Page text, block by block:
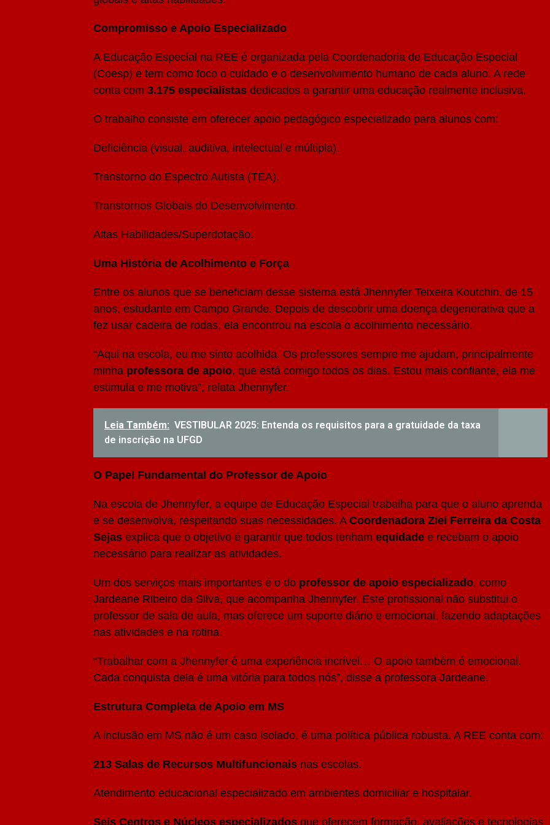
Compromisso e Apoio Especializado
A Educação Especial na REE é organizada pela Coordenadoria de Educação Especial
(Coesp) e tem como foco o cuidado e o desenvolvimento humano de cada aluno. A rede
conta com 3.175 especialistas dedicados a garantir uma educação realmente inclusiva.
O trabalho consiste em oferecer apoio pedagógico especializado para alunos com:
Deficiência (visual, auditiva, intelectual e múltipla).
Transtorno do Espectro Autista (TEA).
Transtornos Globais do Desenvolvimento.
Altas Habilidades/Superdotação.
Uma História de Acolhimento e Força
Entre os alunos que se beneficiam desse sistema está Jhennyfer Teixeira Koutchin, de 15
anos, estudante em Campo Grande. Depois de descobrir uma doença degenerativa que a
fez usar cadeira de rodas, ela encontrou na escola o acolhimento necessário.
“Aqui na escola, eu me sinto acolhida. Os professores sempre me ajudam, principalmente
minha professora de apoio, que está comigo todos os dias. Estou mais confiante, ela me
estimula e me motiva”, relata Jhennyfer.
Leia Também: VESTIBULAR 2025: Entenda os requisitos para a gratuidade da taxa
de inscrição na UFGD
O Papel Fundamental do Professor de Apoio
Na escola de Jhennyfer, a equipe de Educação Especial trabalha para que o aluno aprenda
e se desenvolva, respeitando suas necessidades. A Coordenadora Ziei Ferreira da Costa
Sejas explica que o objetivo é garantir que todos tenham equidade e recebam o apoio
necessário para realizar as atividades.
Um dos serviços mais importantes é o do professor de apoio especializado, como
Jardeane Ribeiro da Silva, que acompanha Jhennyfer. Este profissional não substitui o
professor de sala de aula, mas oferece um suporte diário e emocional, fazendo adaptações
nas atividades e na rotina.
“Trabalhar com a Jhennyfer é uma experiência incrível… O apoio também é emocional.
Cada conquista dela é uma vitória para todos nós”, disse a professora Jardeane.
Estrutura Completa de Apoio em MS
A inclusão em MS não é um caso isolado, é uma política pública robusta. A REE conta com:
213 Salas de Recursos Multifuncionais nas escolas.
Atendimento educacional especializado em ambientes domiciliar e hospitalar.
Seis Centros e Núcleos especializados que oferecem formação, avaliações e tecnologias